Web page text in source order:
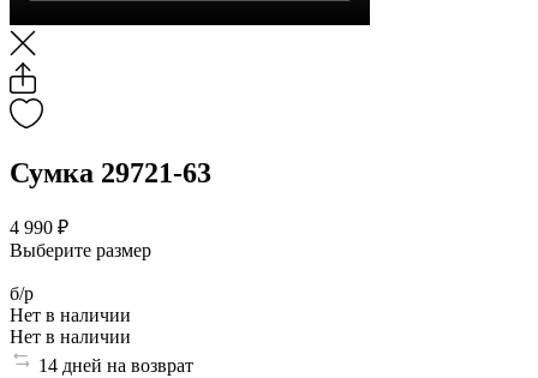
Сумка 29721-63
4 990 ₽
Выберите размер
б/р
Нет в наличии
Нет в наличии
14 дней на возврат